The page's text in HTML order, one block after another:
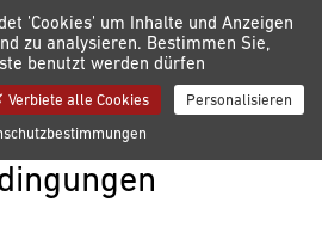
Meine Listen
'Cookies' um Inhalte und Anzeigen
zu analysieren. Bestimmen Sie,
benutzt werden dürfen
Verbiete alle Cookies
Personalisieren